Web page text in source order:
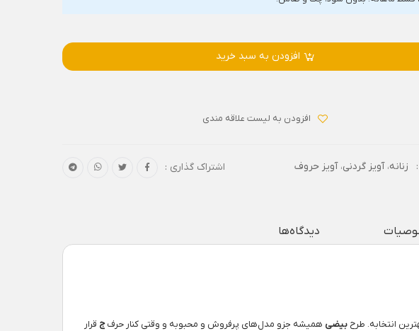
افزودن به سبد خرید
افزودن به لیست علاقه مندی
زنانه،آویز گردنی،آویز حروف اشتراک گذاری :
دیدگاه‌ها
انتخابه. طرح بیضی همیشه جزو مدل‌های پرفروش و محبوبه و وقتی کنار حرفج قرار